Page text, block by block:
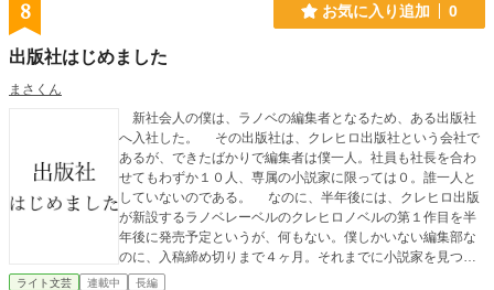
8 お気に入り追加 0
出版社はじめました
まさくん
新社会人の僕は、ラノベの編集者となるため、ある出版社
へ入社した。 その出版社は、クレヒロ出版社という会社で
あるが、できたばかりで編集者は僕一人。社員も社長を合わ
せてもわずか１０人、専属の小説家に限っては０。誰一人と
していないのである。 なのに、半年後には、クレヒロ出版
が新設するラノベレーベルのクレヒロノベルの第１作目を半
年後に発売予定というが、何もない。僕しかいない編集部な
のに、入稿締め切りまで４ヶ月。それまでに小説家を見つ
け、発売することはできるのか。そして、その小説を売るこ
ライト文芸 連載中 長編